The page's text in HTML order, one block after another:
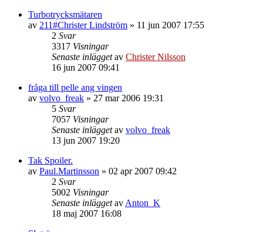
Turbotrycksmätaren
av 211#Christer Lindström » 11 jun 2007 17:55
2 Svar
3317 Visningar
Senaste inläggetav Christer Nilsson
16 jun 2007 09:41
fråga till pelle ang vingen
av volvo_freak » 27 mar 2006 19:31
5 Svar
7057 Visningar
Senaste inläggetav volvo_freak
13 jun 2007 19:20
Tak Spoiler.
av Paul.Martinsson » 02 apr 2007 09:42
2 Svar
5002 Visningar
Senaste inläggetav Anton_K
18 maj 2007 16:08